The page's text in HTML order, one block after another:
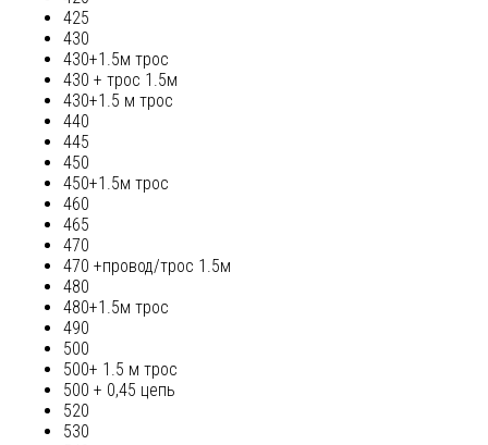
425
430
430+1.5м трос
430 + трос 1.5м
430+1.5 м трос
440
445
450
450+1.5м трос
460
465
470
470 +провод/трос 1.5м
480
480+1.5м трос
490
500
500+ 1.5 м трос
500 + 0,45 цепь
520
530